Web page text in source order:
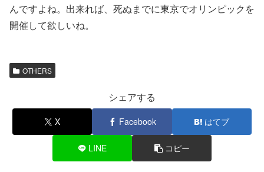
んですよね。出来れば、死ぬまでに東京でオリンピックを
開催して欲しいね。
OTHERS
シェアする
X Facebook はてブ
LINE コピー